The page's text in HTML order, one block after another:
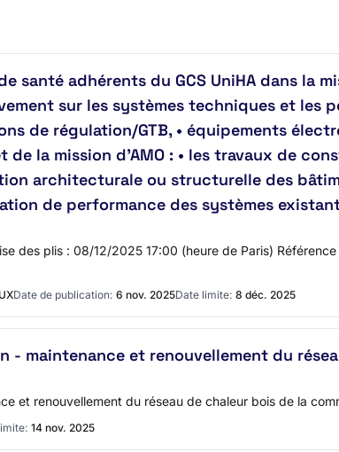
santé adhérents du GCS UniHA dans la
sur les systèmes techniques et les
de régulation/GTB, • équipements
la mission d’AMO : • les travaux de
architecturale ou structurelle des
de performance des systèmes
des plis : 08/12/2025 17:00 (heure de Paris)
Date de publication: 6 nov. 2025Date limite: 8 déc. 2025
- maintenance et renouvellement du
et renouvellement du réseau de chaleur bois de la
14 nov. 2025